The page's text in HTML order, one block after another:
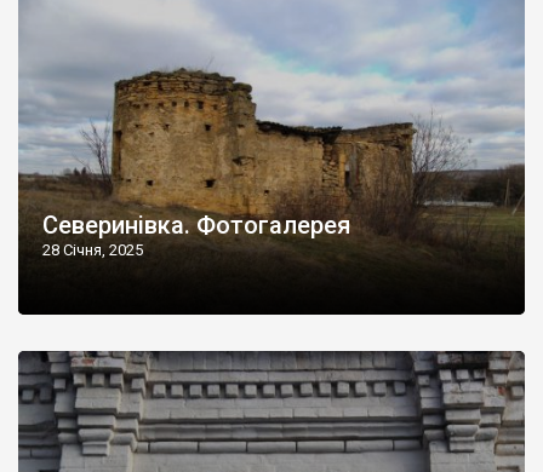
Северинівка. Фотогалерея
28 Січня, 2025